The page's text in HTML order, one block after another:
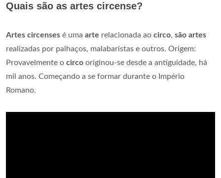
Quais são as artes circense?
Artes circenses é uma arte relacionada ao circo, são artes
realizadas por palhaços, malabaristas e outros. Origem:
Provavelmente o circo originou-se desde a antiguidade, há
mil anos. Começando a se formar durante o Império
Romano.